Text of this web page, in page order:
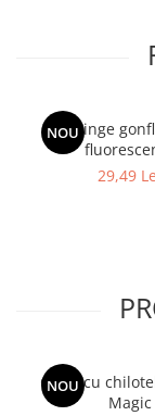
NOUMinge
29,49
NOU
Colac cu
Magic